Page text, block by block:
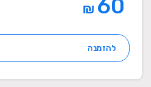
₪
להזמנה